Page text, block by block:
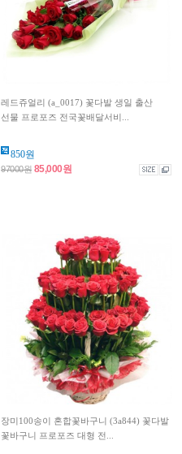
레드쥬얼리 (a_0017) 꽃다발 생일 출산
선물 프로포즈 전국꽃배달서비...
850원
97000원 85,000원
장미100송이 혼합꽃바구니 (3a844) 꽃다발
꽃바구니 프로포즈 대형 전...